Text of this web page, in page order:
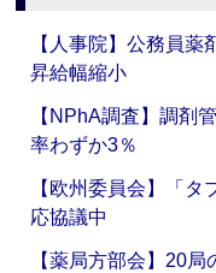
【人事院】公務員薬
昇給幅縮小
【NPhA調査】調剤
率わずか3％
【欧州委員会】「
応協議中
【薬局方部会】20